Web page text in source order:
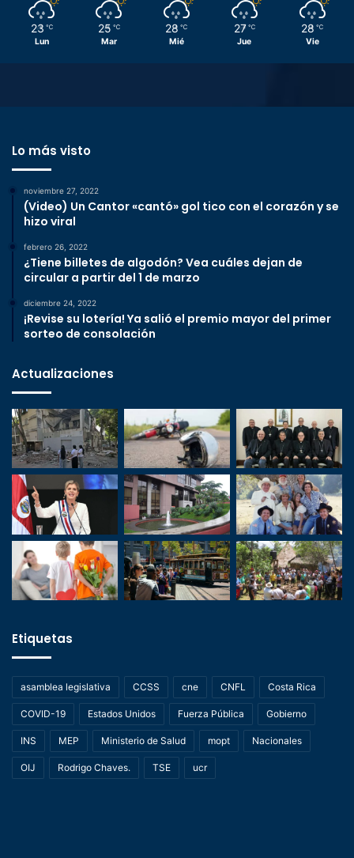
23 ℃
Lun
25 ℃
Mar
28 ℃
Mié
27 ℃
Jue
28 ℃
Vie
Lo más visto
noviembre 27, 2022
(Video) Un Cantor «cantó» gol tico con el corazón y se
hizo viral
febrero 26, 2022
¿Tiene billetes de algodón? Vea cuáles dejan de
circular a partir del 1 de marzo
diciembre 24, 2022
¡Revise su lotería! Ya salió el premio mayor del primer
sorteo de consolación
Actualizaciones
Etiquetas
asamblea legislativa CCSS cne CNFL Costa Rica
COVID-19 Estados Unidos Fuerza Pública Gobierno
INS MEP Ministerio de Salud mopt Nacionales
OIJ Rodrigo Chaves. TSE ucr